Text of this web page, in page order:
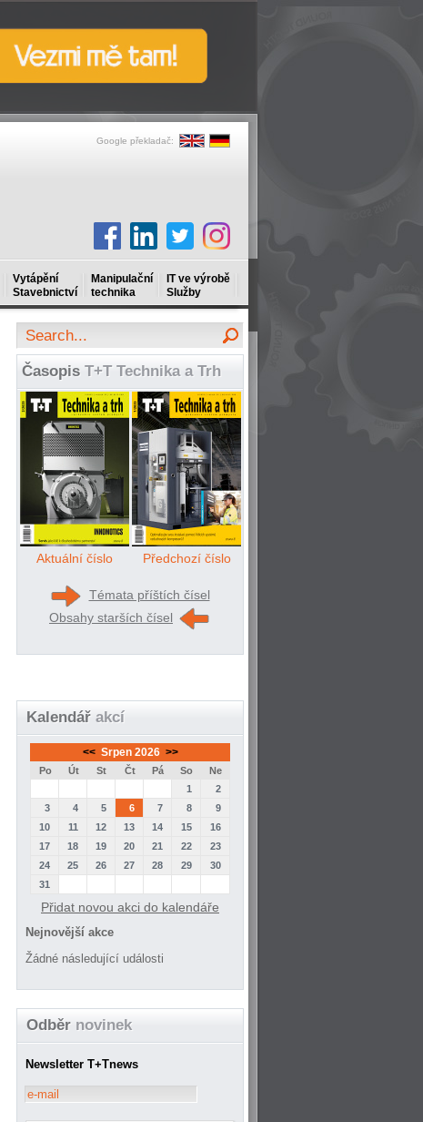
Google překladač:
Vytápění
Stavebnictví
Manipulační
technika
IT ve výrobě
Služby
Časopis T+T Technika a Trh
Aktuální číslo Předchozí číslo
Témata příštích čísel
Obsahy starších čísel
Kalendář akcí
<< Srpen 2026 >>
Po Út St Čt Pá So
Ne
1
2
3
4 5 6 7 8
9
10
11 12 13 14 15
16
17
18 19 20 21 22
23
24
25 26 27 28 29
30
31
Přidat novou akci do kalendáře
Nejnovější akce
Žádné následující události
Odběr novinek
Newsletter T+Tnews